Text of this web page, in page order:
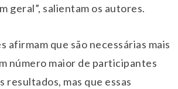
geral”, salientam os autores.
afirmam que são necessárias mais
número maior de participantes
resultados, mas que essas